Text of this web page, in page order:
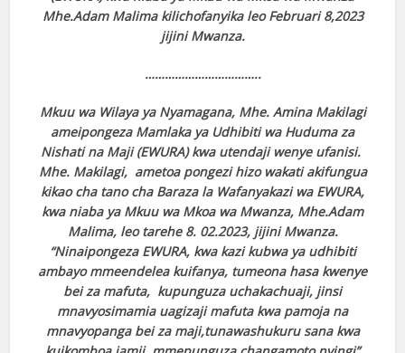
Mhe.Adam Malima kilichofanyika leo Februari 8,2023
jijini Mwanza.
……………………………..
Mkuu wa Wilaya ya Nyamagana, Mhe. Amina Makilagi
ameipongeza Mamlaka ya Udhibiti wa Huduma za
Nishati na Maji (EWURA) kwa utendaji wenye ufanisi.
Mhe. Makilagi, ametoa pongezi hizo wakati akifungua
kikao cha tano cha Baraza la Wafanyakazi wa EWURA,
kwa niaba ya Mkuu wa Mkoa wa Mwanza, Mhe.Adam
Malima, leo tarehe 8. 02.2023, jijini Mwanza.
“Ninaipongeza EWURA, kwa kazi kubwa ya udhibiti
ambayo mmeendelea kuifanya, tumeona hasa kwenye
bei za mafuta, kupunguza uchakachuaji, jinsi
mnavyosimamia uagizaji mafuta kwa pamoja na
mnavyopanga bei za maji,tunawashukuru sana kwa